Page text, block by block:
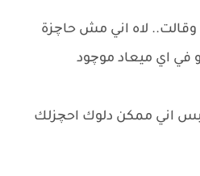
وقالت.. لاه اني مش حاچزة
في اي ميعاد موچود
بس اني ممكن دلوك احچزلك